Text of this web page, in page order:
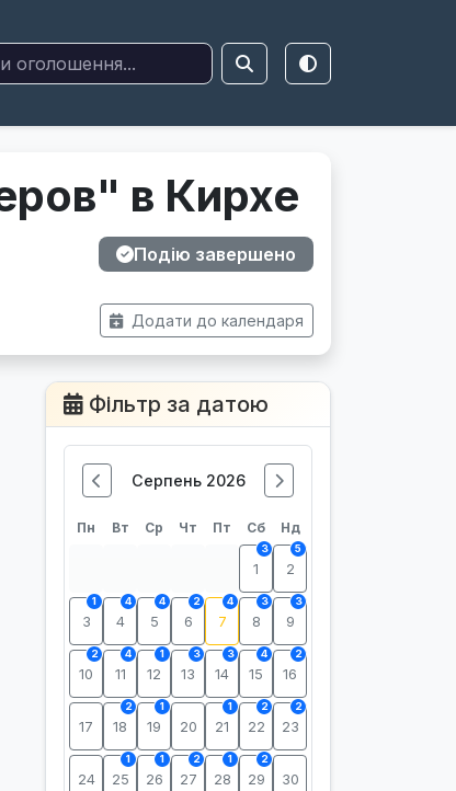
в Кирхе
Подію завершено
Додати до календаря
Фільтр за датою
Серпень 2026
Пн Вт Ср Чт Пт Сб Нд
1
3
2
5
3
1
4
4
5
4
6
2
7
4
8
3
9
3
10
2
11
4
12
1
13
3
14
3
15
4
16
2
17 18
2
19
1
20 21
1
22
2
23
2
24 25
1
26
1
27
2
28
1
29
2
30